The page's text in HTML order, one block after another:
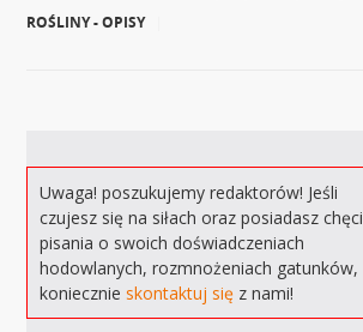
ROŚLINY - OPISY
Uwaga! poszukujemy redaktorów! Jeśli
czujesz się na siłach oraz posiadasz chęci
pisania o swoich doświadczeniach
hodowlanych, rozmnożeniach gatunków,
koniecznieskontaktuj się z nami!